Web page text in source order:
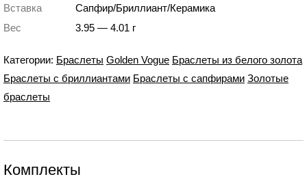
Вставка
Сапфир/Бриллиант/Керамика
Вес
3.95 — 4.01 г
Категории: Браслеты Golden Vogue Браслеты из белого золота
Браслеты с бриллиантами Браслеты с сапфирами Золотые
браслеты
Комплекты